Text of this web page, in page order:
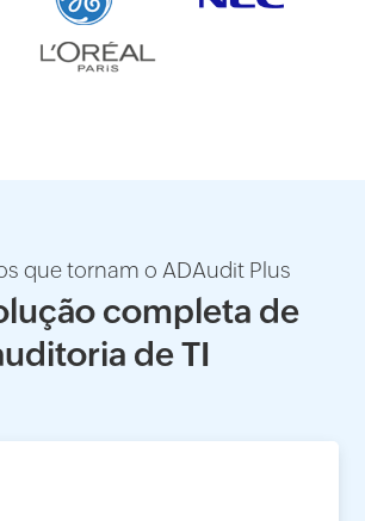
que tornam o ADAudit Plus
completa de
de TI